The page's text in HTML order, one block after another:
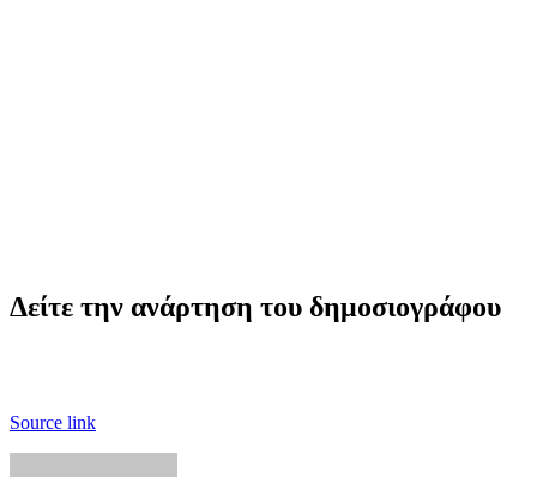
Δείτε την ανάρτηση του δημοσιογράφου
Source link